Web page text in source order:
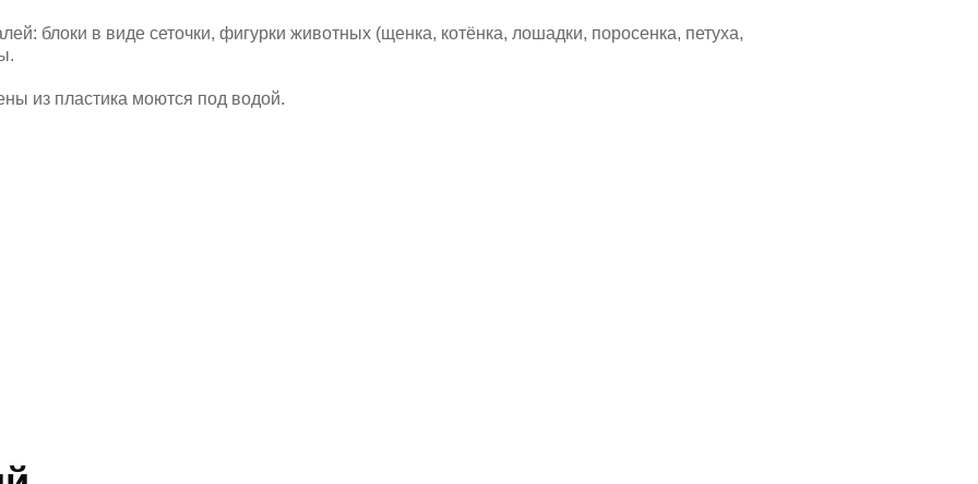
блоки в виде сеточки, фигурки животных (щенка, котёнка, лошадки, поросенка, петуха,
из пластика моются под водой.